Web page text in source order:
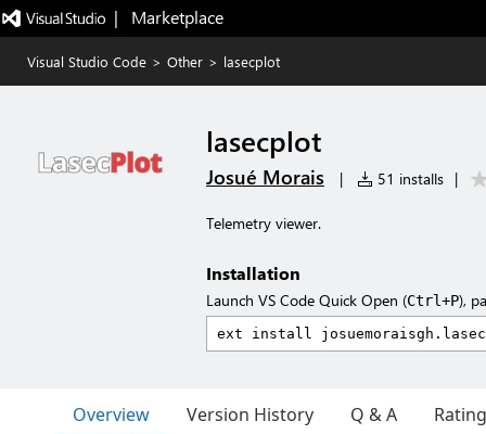
|   Marketplace
Visual Studio Code > Other > lasecplot
lasecplot
Josué Morais | 51 installs |
Telemetry viewer.
Installation
Launch VS Code Quick Open (Ctrl+P),
Overview Version History Q & A